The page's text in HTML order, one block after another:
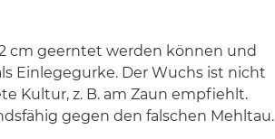
cm geerntet werden können und
Einlegegurke. Der Wuchs ist nicht
Kultur, z. B. am Zaun empfiehlt.
gegen den falschen Mehltau.